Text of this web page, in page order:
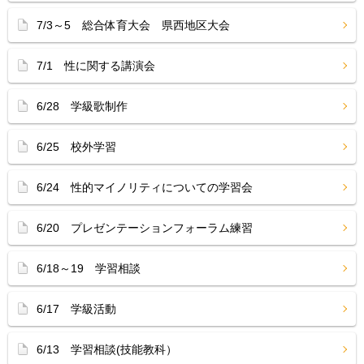
7/3～5 総合体育大会 県西地区大会
7/1 性に関する講演会
6/28 学級歌制作
6/25 校外学習
6/24 性的マイノリティについての学習会
6/20 プレゼンテーションフォーラム練習
6/18～19 学習相談
6/17 学級活動
6/13 学習相談(技能教科）